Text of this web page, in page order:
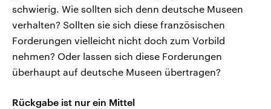
schwierig. Wie sollten sich denn deutsche Museen
verhalten? Sollten sie sich diese französischen
Forderungen vielleicht nicht doch zum Vorbild
nehmen? Oder lassen sich diese Forderungen
überhaupt auf deutsche Museen übertragen?
Rückgabe ist nur ein Mittel